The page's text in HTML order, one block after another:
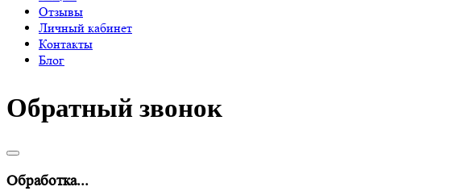
Отзывы
Личный кабинет
Контакты
Блог
Обратный звонок
Обработка...